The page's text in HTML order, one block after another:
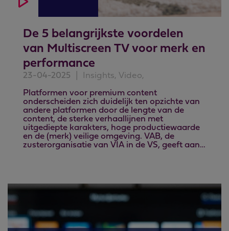
De 5 belangrijkste voordelen
van Multiscreen TV voor merk en
performance
23-04-2025
Insights, Video,
Platformen voor premium content
onderscheiden zich duidelijk ten opzichte van
andere platformen door de lengte van de
content, de sterke verhaallijnen met
uitgediepte karakters, hoge productiewaarde
en de (merk) veilige omgeving. VAB, de
zusterorganisatie van VIA in de VS, geeft aan…